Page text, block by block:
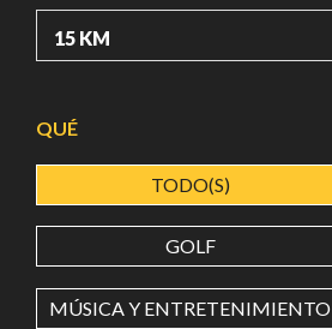
LONGITUD
QUÉ
TODO(S)
GOLF
MÚSICA Y ENTRETENIMIENTO